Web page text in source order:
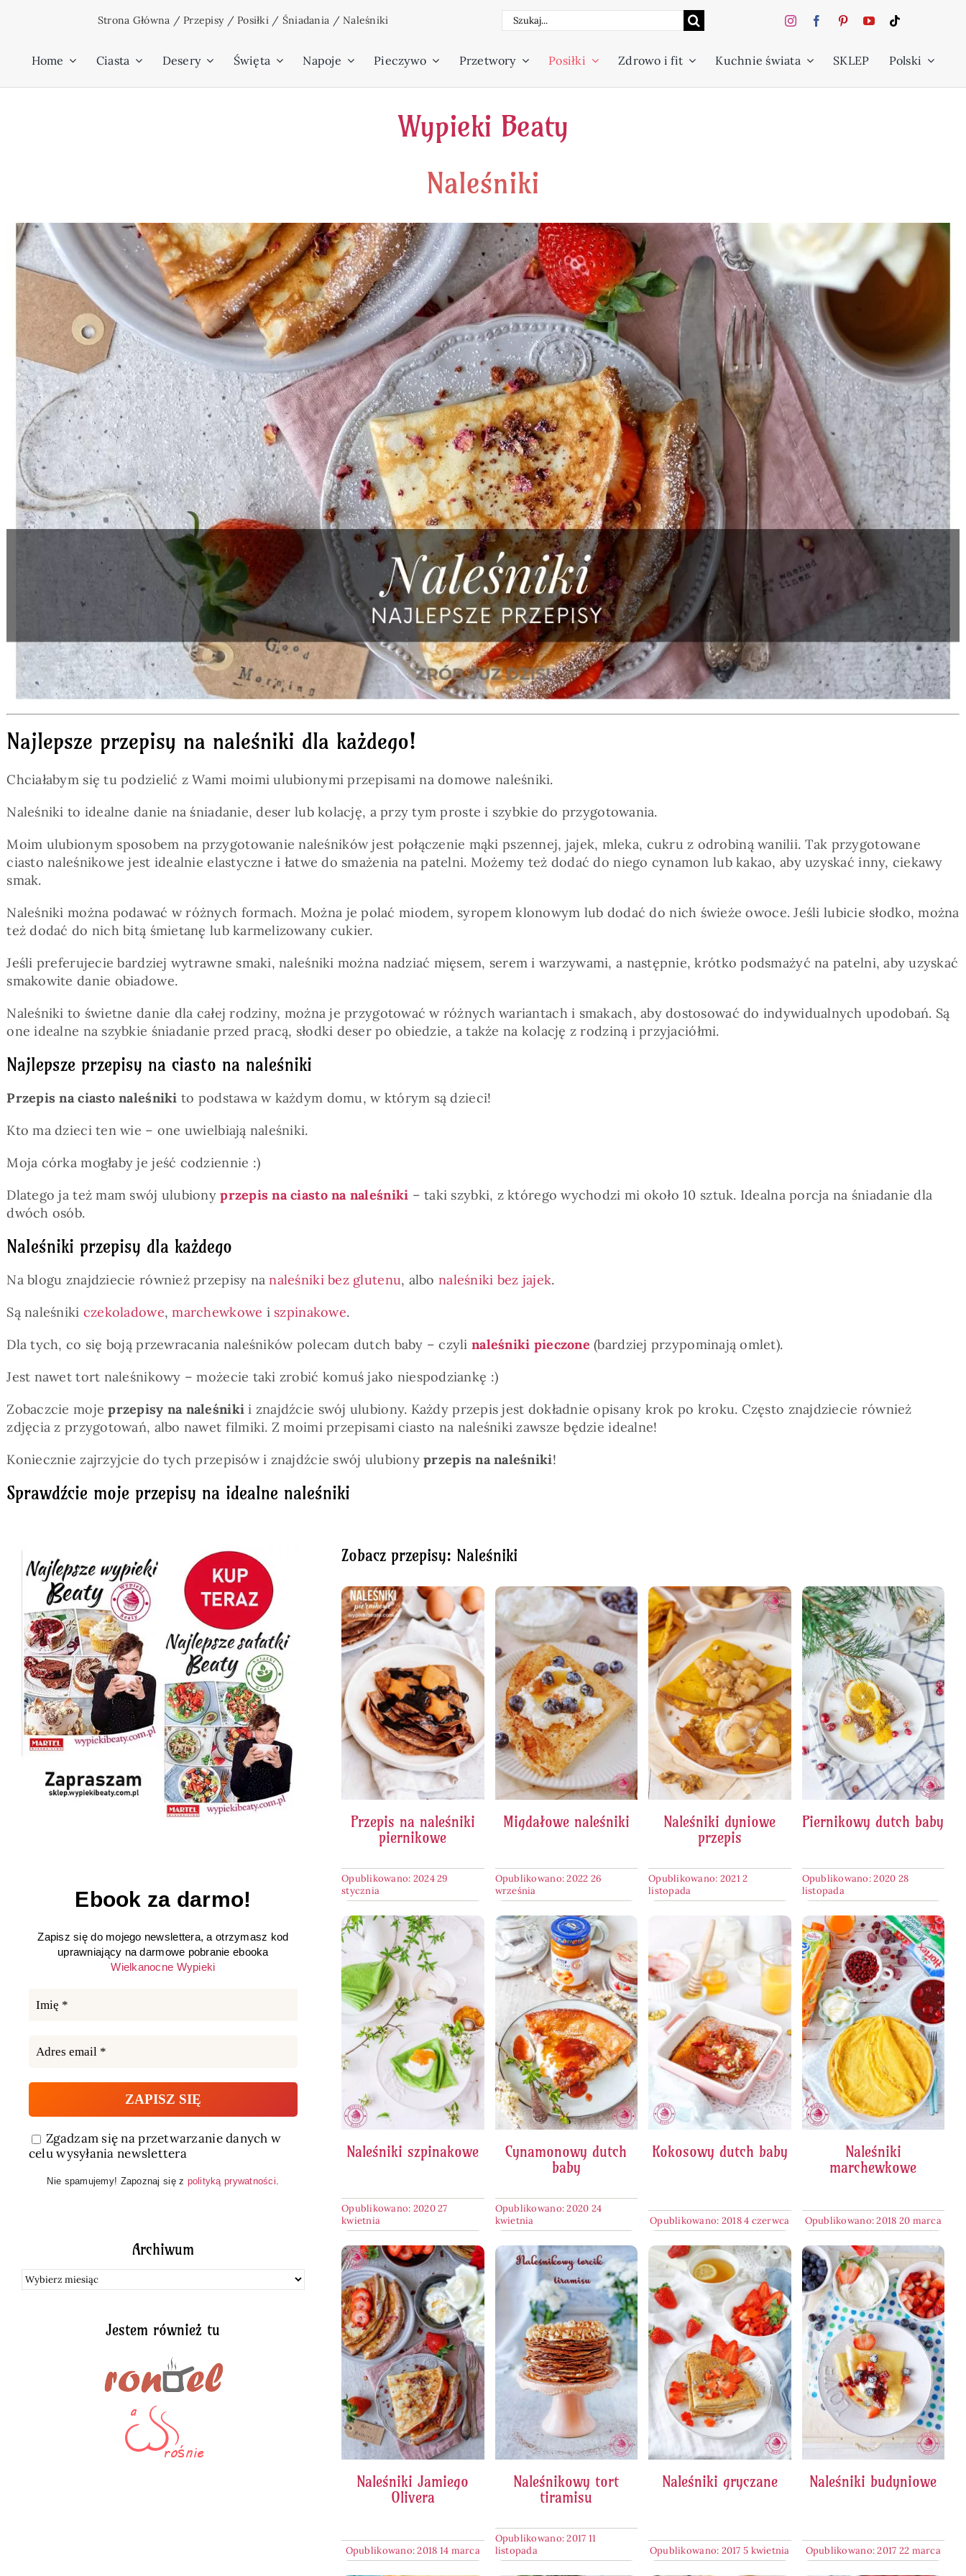
Strona Główna /Przepisy/Posiłki / Śniadania /Naleśniki Szukaj
Home Ciasta Desery Święta Napoje Pieczywo Przetwory Posiłki Zdrowo i fit Kuchnie świata SKLEP Polski
Wypieki Beaty
Naleśniki
Najlepsze przepisy na naleśniki dla każdego!
Chciałabym się tu podzielić z Wami moimi ulubionymi przepisami na domowe naleśniki.
Naleśniki to idealne danie na śniadanie, deser lub kolację, a przy tym proste i szybkie do przygotowania.
Moim ulubionym sposobem na przygotowanie naleśników jest połączenie mąki pszennej, jajek, mleka, cukru z odrobiną wanilii. Tak przygotowane
ciasto naleśnikowe jest idealnie elastyczne i łatwe do smażenia na patelni. Możemy też dodać do niego cynamon lub kakao, aby uzyskać inny, ciekawy
smak.
Naleśniki można podawać w różnych formach. Można je polać miodem, syropem klonowym lub dodać do nich świeże owoce. Jeśli lubicie słodko, można
też dodać do nich bitą śmietanę lub karmelizowany cukier.
Jeśli preferujecie bardziej wytrawne smaki, naleśniki można nadziać mięsem, serem i warzywami, a następnie, krótko podsmażyć na patelni, aby uzyskać
smakowite danie obiadowe.
Naleśniki to świetne danie dla całej rodziny, można je przygotować w różnych wariantach i smakach, aby dostosować do indywidualnych upodobań. Są
one idealne na szybkie śniadanie przed pracą, słodki deser po obiedzie, a także na kolację z rodziną i przyjaciółmi.
Najlepsze przepisy na ciasto na naleśniki
Przepis na ciasto naleśniki to podstawa w każdym domu, w którym są dzieci!
Kto ma dzieci ten wie – one uwielbiają naleśniki.
Moja córka mogłaby je jeść codziennie :)
Dlatego ja też mam swój ulubionyprzepis na ciasto na naleśniki – taki szybki, z którego wychodzi mi około 10 sztuk. Idealna porcja na śniadanie dla
dwóch osób.
Naleśniki przepisy dla każdego
Na blogu znajdziecie również przepisy na naleśniki bez glutenu, albo naleśniki bez jajek.
Są naleśniki czekoladowe,marchewkowe i szpinakowe.
Dla tych, co się boją przewracania naleśników polecam dutch baby – czylinaleśniki pieczone (bardziej przypominają omlet).
Jest nawet tort naleśnikowy – możecie taki zrobić komuś jako niespodziankę :)
Zobaczcie mojeprzepisy na naleśniki i znajdźcie swój ulubiony. Każdy przepis jest dokładnie opisany krok po kroku. Często znajdziecie również
zdjęcia z przygotowań, albo nawet filmiki. Z moimi przepisami ciasto na naleśniki zawsze będzie idealne!
Koniecznie zajrzyjcie do tych przepisów i znajdźcie swój ulubionyprzepis na naleśniki!
Sprawdźcie moje przepisy na idealne naleśniki
Ebook za darmo!
Zapisz się do mojego newslettera, a otrzymasz kod
uprawniający na darmowe pobranie ebooka
Wielkanocne Wypieki
Zgadzam się na przetwarzanie danych w
celu wysyłania newslettera
Nie spamujemy! Zapoznaj się z polityką prywatności
Archiwum
Archiwum
Jestem również tu
Zobacz przepisy: Naleśniki
Przepis na naleśniki
piernikowe
Opublikowano: 2024 29
stycznia
Migdałowe naleśniki
Opublikowano: 2022 26
września
Naleśniki dyniowe
przepis
Opublikowano: 2021 2
listopada
Piernikowy dutch baby
Opublikowano: 2020 28
listopada
Naleśniki szpinakowe
Opublikowano: 2020 27
kwietnia
Cynamonowy dutch
baby
Opublikowano: 2020 24
kwietnia
Kokosowy dutch baby
Opublikowano: 2018 4 czerwca
Naleśniki
marchewkowe
Opublikowano: 2018 20 marca
Naleśniki Jamiego
Olivera
Opublikowano: 2018 14 marca
Naleśnikowy tort
tiramisu
Opublikowano: 2017 11
listopada
Naleśniki gryczane
Opublikowano: 2017 5 kwietnia
Naleśniki budyniowe
Opublikowano: 2017 22 marca